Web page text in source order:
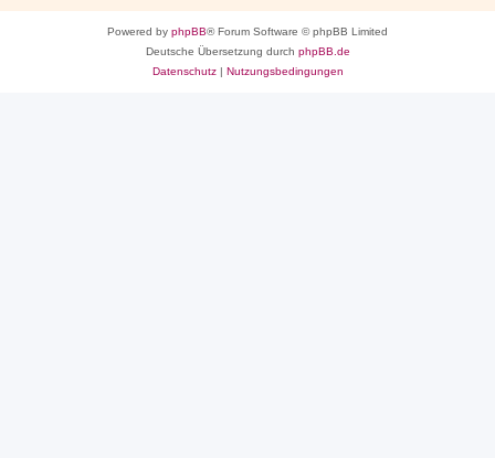
Powered by phpBB® Forum Software © phpBB Limited
Deutsche Übersetzung durch phpBB.de
Datenschutz| Nutzungsbedingungen